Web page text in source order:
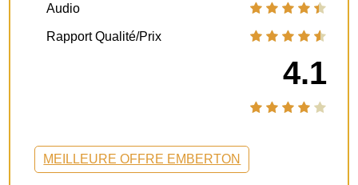
Audio
Rapport Qualité/Prix
4.1
MEILLEURE OFFRE EMBERTON